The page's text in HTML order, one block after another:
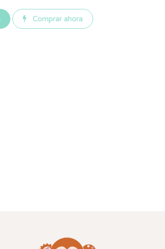
Comprar ahora